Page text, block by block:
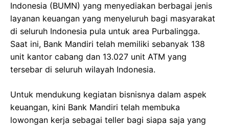
Indonesia (BUMN) yang menyediakan berbagai jenis
layanan keuangan yang menyeluruh bagi masyarakat
di seluruh Indonesia pula untuk area Purbalingga.
Saat ini, Bank Mandiri telah memiliki sebanyak 138
unit kantor cabang dan 13.027 unit ATM yang
tersebar di seluruh wilayah Indonesia.
Untuk mendukung kegiatan bisnisnya dalam aspek
keuangan, kini Bank Mandiri telah membuka
lowongan kerja sebagai teller bagi siapa saja yang